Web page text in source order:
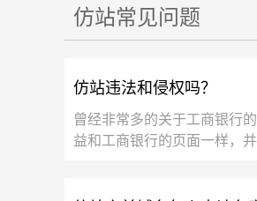
仿站常见问题
仿站违法和侵权吗？
曾经非常多的关于工商银行
益和工商银行的页面一样，